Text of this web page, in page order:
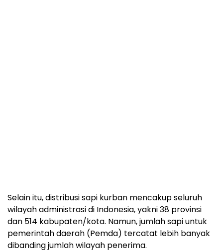
Selain itu, distribusi sapi kurban mencakup seluruh
wilayah administrasi di Indonesia, yakni 38 provinsi
dan 514 kabupaten/kota. Namun, jumlah sapi untuk
pemerintah daerah (Pemda) tercatat lebih banyak
dibanding jumlah wilayah penerima.